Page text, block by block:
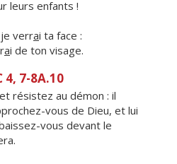
leurs enfants !
verrai ta face :
ai de ton visage.
4, 7-8A.10
résistez au démon : il
vous de Dieu, et lui
vous devant le